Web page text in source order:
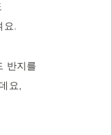
요.
반지를
요,